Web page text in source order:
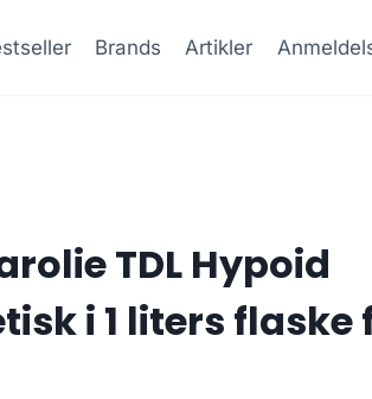
Brands Artikler
TDL Hypoid
i 1 liters flaske